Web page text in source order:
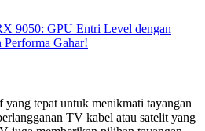
9050: GPU Entri Level dengan
Gahar!
tepat untuk menikmati tayangan
TV kabel atau satelit yang